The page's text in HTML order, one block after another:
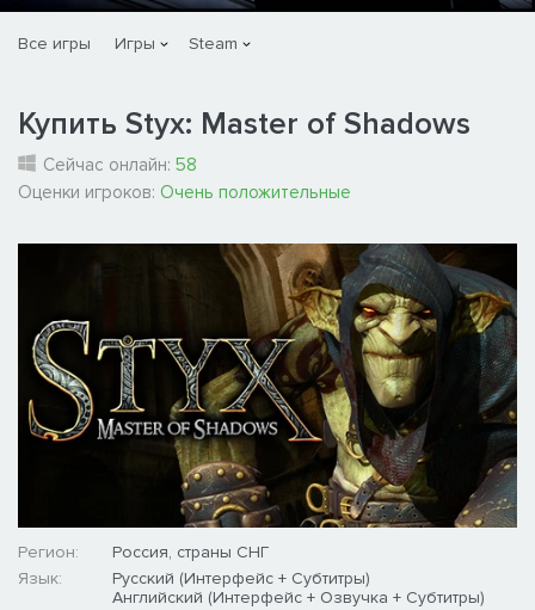
Все игры Игры Steam
Купить Styx: Master of Shadows
Сейчас онлайн: 58
Оценки игроков: Очень положительные
Регион:
Россия, страны СНГ
Язык:
Русский (Интерфейс + Субтитры)
Английский (Интерфейс + Озвучка + Субтитры)